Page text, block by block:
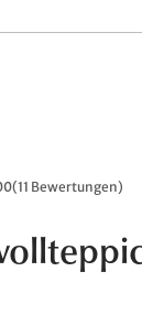
(11 Bewertungen)